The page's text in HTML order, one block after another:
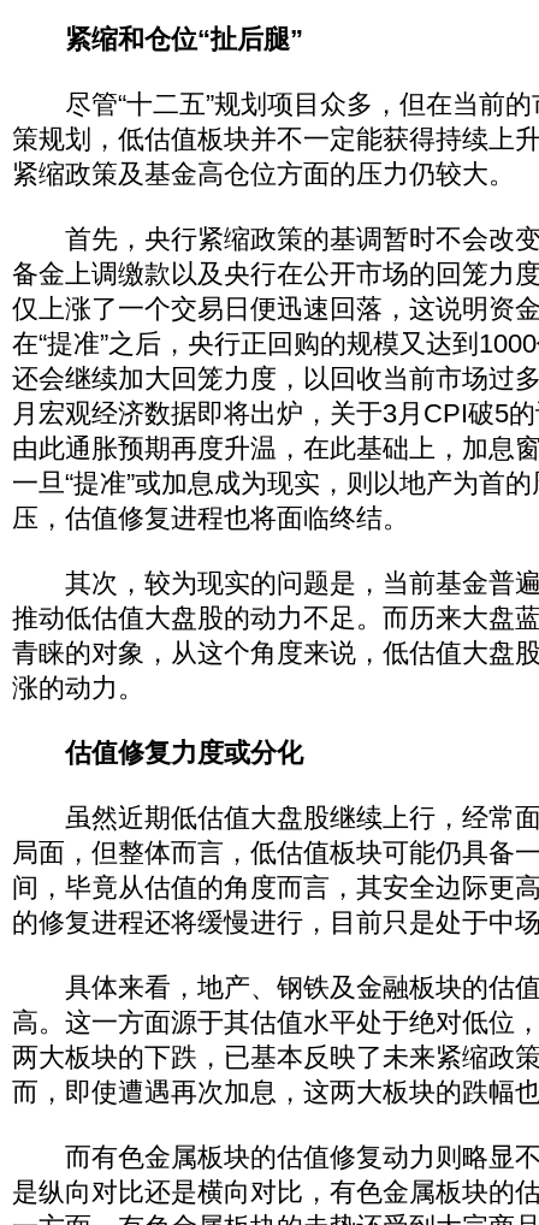
紧缩和仓位“扯后腿”
尽管“十二五”规划项目众多，但在当前的
策规划，低估值板块并不一定能获得持续上
紧缩政策及基金高仓位方面的压力仍较大。
首先，央行紧缩政策的基调暂时不会改
备金上调缴款以及央行在公开市场的回笼力
仅上涨了一个交易日便迅速回落，这说明资
在“提准”之后，央行正回购的规模又达到
还会继续加大回笼力度，以回收当前市场过
月宏观经济数据即将出炉，关于3月CPI破5
由此通胀预期再度升温，在此基础上，加息
一旦“提准”或加息成为现实，则以地产为首
压，估值修复进程也将面临终结。
其次，较为现实的问题是，当前基金普
推动低估值大盘股的动力不足。而历来大盘
青睐的对象，从这个角度来说，低估值大盘
涨的动力。
估值修复力度或分化
虽然近期低估值大盘股继续上行，经常面
局面，但整体而言，低估值板块可能仍具备
间，毕竟从估值的角度而言，其安全边际更
的修复进程还将缓慢进行，目前只是处于中
具体来看，地产、钢铁及金融板块的估
高。这一方面源于其估值水平处于绝对低位
两大板块的下跌，已基本反映了未来紧缩政
而，即使遭遇再次加息，这两大板块的跌幅
而有色金属板块的估值修复动力则略显
是纵向对比还是横向对比，有色金属板块的